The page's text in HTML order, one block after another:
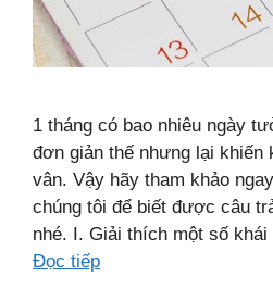
1 tháng có bao nhiêu ngày
đơn giản thế nhưng lại khiến
vân. Vậy hãy tham khảo
chúng tôi để biết được câu
nhé. I. Giải thích một số
Đọc tiếp